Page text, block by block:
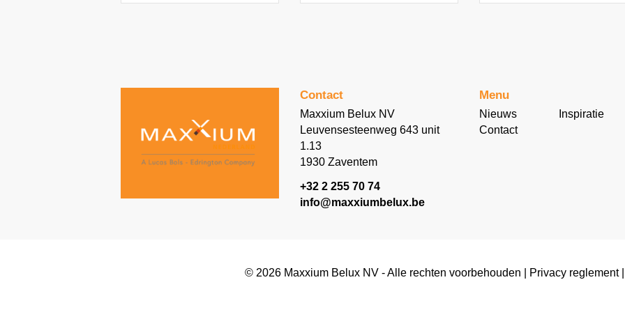
gemengd met een botanisch
voegen warmte en tropische
kruidige tonen toe aan de rum,
wat de drank extra kracht en
een premium smaak geeft.
licht amandel/abrikoos accent
de basissmaak van vrijwel elke
soort roomijs is. Hij past ook
uitstekend bij vrijwel alle op
eiken vaten gerijpte distillaten,
vanillesmaak aan de eiken
explosie in het gebruik van
vers fruit en premium
Contact
Maxxium Belux NV
Leuvensesteenweg 643 unit
1.13
1930 Zaventem
+32 2 255 70 74
info@maxxiumbelux.be
Menu
Nieuws
Inspiratie
Contact
© 2026 Maxxium Belux NV - Alle rechten voorbehouden | Privacy reglement|